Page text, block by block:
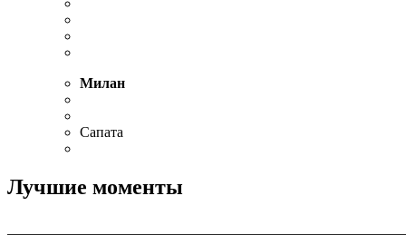
Милан
Сапата
Лучшие моменты